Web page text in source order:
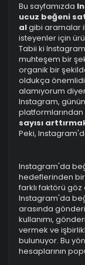
Bu sayfamızda
ucuz beğeni
algibi aramalar
isteyenler için
Tabii ki
muhteşem bir
organik bir
oldukça
alamıyorum
Instagram,
sayısı
Peki,
Instagram'da
hedeflerinden
farklı faktörü
Instagram'da
arasında
kullanımı,
vermek ve
bulunuyor. Bu
hesaplarının